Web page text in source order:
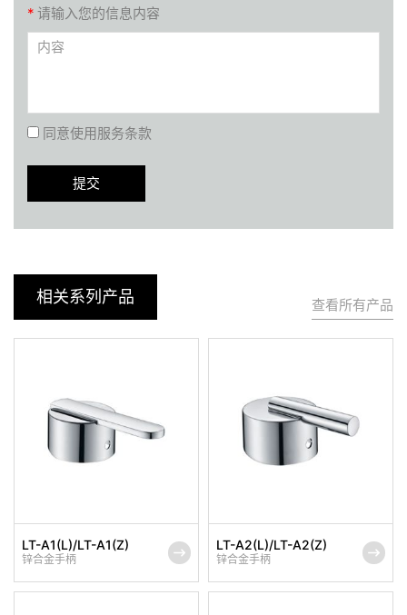
* 请输入您的信息内容
同意使用服务条款
相关系列产品 查看所有产品
LT-A1(L)/LT-A1(Z)
锌合金手柄
LT-A2(L)/LT-A2(Z)
锌合金手柄